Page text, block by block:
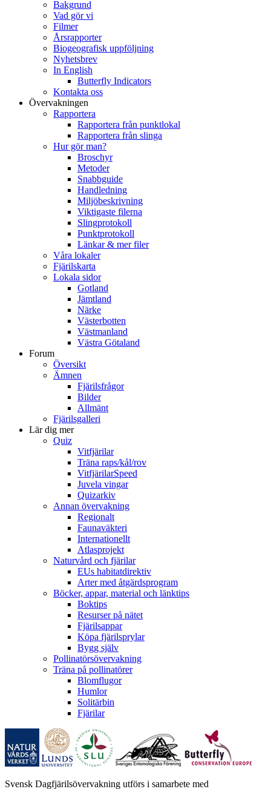
Bakgrund
Vad gör vi
Filmer
Årsrapporter
Biogeografisk uppföljning
Nyhetsbrev
In English
Butterfly Indicators
Kontakta oss
Övervakningen
Rapportera
Rapportera från punktlokal
Rapportera från slinga
Hur gör man?
Broschyr
Metoder
Snabbguide
Handledning
Miljöbeskrivning
Viktigaste filerna
Slingprotokoll
Punktprotokoll
Länkar & mer filer
Våra lokaler
Fjärilskarta
Lokala sidor
Gotland
Jämtland
Närke
Västerbotten
Västmanland
Västra Götaland
Forum
Översikt
Ämnen
Fjärilsfrågor
Bilder
Allmänt
Fjärilsgalleri
Lär dig mer
Quiz
Vitfjärilar
Träna raps/kål/rov
VitfjärilarSpeed
Juvela vingar
Quizarkiv
Annan övervakning
Regionalt
Faunaväkteri
Internationellt
Atlasprojekt
Naturvård och fjärilar
EUs habitatdirektiv
Arter med åtgärdsprogram
Böcker, appar, material och länktips
Boktips
Resurser på nätet
Fjärilsappar
Köpa fjärilsprylar
Bygg själv
Pollinatörsövervakning
Träna på pollinatörer
Blomflugor
Humlor
Solitärbin
Fjärilar
Svensk Dagfjärilsövervakning utförs i samarbete med